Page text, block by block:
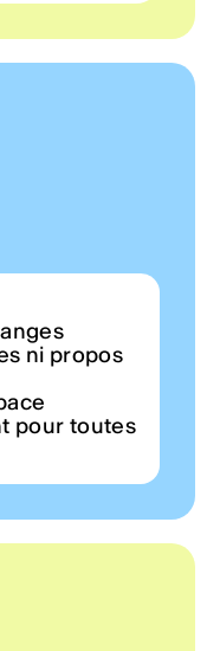
ni propos
pour toutes